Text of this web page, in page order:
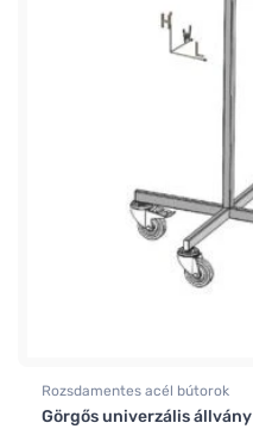
Rozsdamentes acél bútorok
Görgős univerzális állvány